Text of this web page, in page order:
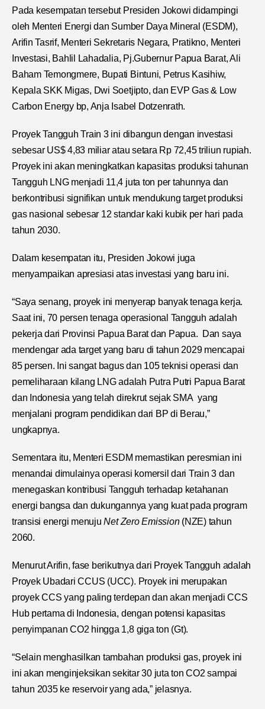
Pada kesempatan tersebut Presiden Jokowi didampingi
oleh Menteri Energi dan Sumber Daya Mineral (ESDM),
Arifin Tasrif, Menteri Sekretaris Negara, Pratikno, Menteri
Investasi, Bahlil Lahadalia, Pj.Gubernur Papua Barat, Ali
Baham Temongmere, Bupati Bintuni, Petrus Kasihiw,
Kepala SKK Migas, Dwi Soetjipto, dan EVP Gas & Low
Carbon Energy bp, Anja Isabel Dotzenrath.
Proyek Tangguh Train 3 ini dibangun dengan investasi
sebesar US$ 4,83 miliar atau setara Rp 72,45 triliun rupiah.
Proyek ini akan meningkatkan kapasitas produksi tahunan
Tangguh LNG menjadi 11,4 juta ton per tahunnya dan
berkontribusi signifikan untuk mendukung target produksi
gas nasional sebesar 12 standar kaki kubik per hari pada
tahun 2030.
Dalam kesempatan itu, Presiden Jokowi juga
menyampaikan apresiasi atas investasi yang baru ini.
“Saya senang, proyek ini menyerap banyak tenaga kerja.
Saat ini, 70 persen tenaga operasional Tangguh adalah
pekerja dari Provinsi Papua Barat dan Papua. Dan saya
mendengar ada target yang baru di tahun 2029 mencapai
85 persen. Ini sangat bagus dan 105 teknisi operasi dan
pemeliharaan kilang LNG adalah Putra Putri Papua Barat
dan Indonesia yang telah direkrut sejak SMA yang
menjalani program pendidikan dari BP di Berau,”
ungkapnya.
Sementara itu, Menteri ESDM memastikan peresmian ini
menandai dimulainya operasi komersil dari Train 3 dan
menegaskan kontribusi Tangguh terhadap ketahanan
energi bangsa dan dukungannya yang kuat pada program
transisi energi menujuNet Zero Emission(NZE) tahun
2060.
Menurut Arifin, fase berikutnya dari Proyek Tangguh adalah
Proyek Ubadari CCUS (UCC). Proyek ini merupakan
proyek CCS yang paling terdepan dan akan menjadi CCS
Hub pertama di Indonesia, dengan potensi kapasitas
penyimpanan CO2 hingga 1,8 giga ton (Gt).
“Selain menghasilkan tambahan produksi gas, proyek ini
ini akan menginjeksikan sekitar 30 juta ton CO2 sampai
tahun 2035 ke reservoir yang ada,” jelasnya.